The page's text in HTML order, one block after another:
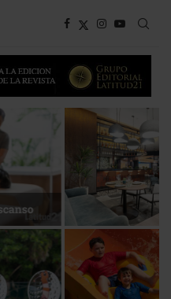
Energía que Impulsa la
competitividad